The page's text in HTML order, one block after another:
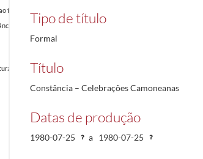
fundo, a ponte sobre o Tejo
1930/1930
Popular – Lagoa Henriques: “Ele também é pintor!”
Tipo de título
Formal
Título
Constância – Celebrações Camoneanas
Datas de produção
1980-07-25 a 1980-07-25